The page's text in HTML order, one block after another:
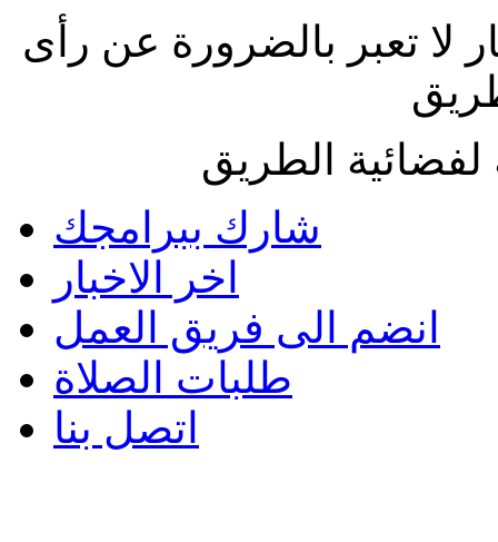
لا تعبر بالضرورة عن رأى
الطريق
شارك ببرامجك
اخر الاخبار
انضم الى فريق العمل
طلبات الصلاة
اتصل بنا